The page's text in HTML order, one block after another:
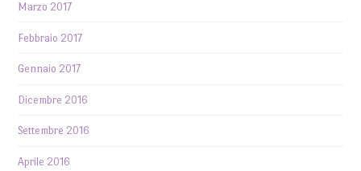
Marzo 2017
Febbraio 2017
Gennaio 2017
Dicembre 2016
Settembre 2016
Aprile 2016